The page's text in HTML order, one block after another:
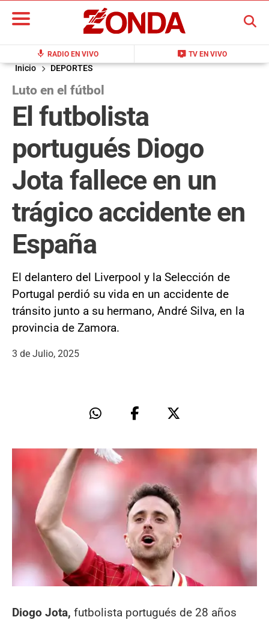
mic RADIO EN VIVO live_tv TV EN VIVO
BUSCAR
Inicio DEPORTES
Luto en el fútbol
El futbolista
portugués Diogo
Jota fallece en un
trágico accidente en
España
El delantero del Liverpool y la Selección de
Portugal perdió su vida en un accidente de
tránsito junto a su hermano, André Silva, en la
provincia de Zamora.
3 de Julio, 2025
Diogo Jota, futbolista portugués de 28 años